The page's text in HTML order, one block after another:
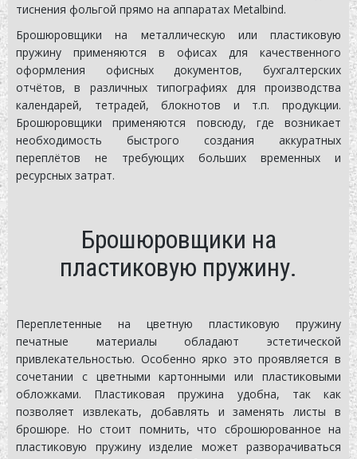
тиснения фольгой прямо на аппаратах Metalbind.
Брошюровщики на металлическую или пластиковую
пружину применяются в офисах для качественного
оформления офисных документов, бухгалтерских
отчётов, в различных типографиях для производства
календарей, тетрадей, блокнотов и т.п. продукции.
Брошюровщики применяются повсюду, где возникает
необходимость быстрого создания аккуратных
переплётов не требующих больших временных и
ресурсных затрат.
Брошюровщики на
пластиковую пружину.
Переплетенные на цветную пластиковую пружину
печатные материалы обладают эстетической
привлекательностью. Особенно ярко это проявляется в
сочетании с цветными картонными или пластиковыми
обложками. Пластиковая пружина удобна, так как
позволяет извлекать, добавлять и заменять листы в
брошюре. Но стоит помнить, что сброшюрованное на
пластиковую пружину изделие может разворачиваться